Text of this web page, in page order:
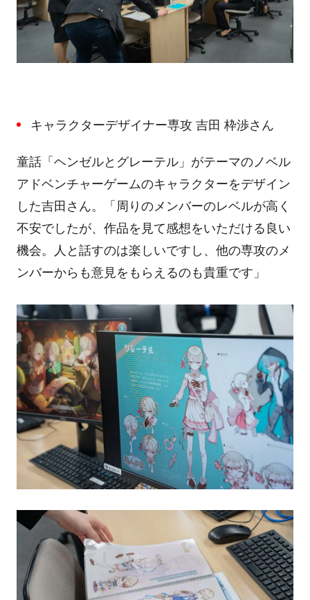
キャラクターデザイナー専攻 吉田 枠渉さん
童話「ヘンゼルとグレーテル」がテーマのノベル
アドベンチャーゲームのキャラクターをデザイン
した吉田さん。「周りのメンバーのレベルが高く
不安でしたが、作品を見て感想をいただける良い
機会。人と話すのは楽しいですし、他の専攻のメ
ンバーからも意見をもらえるのも貴重です」